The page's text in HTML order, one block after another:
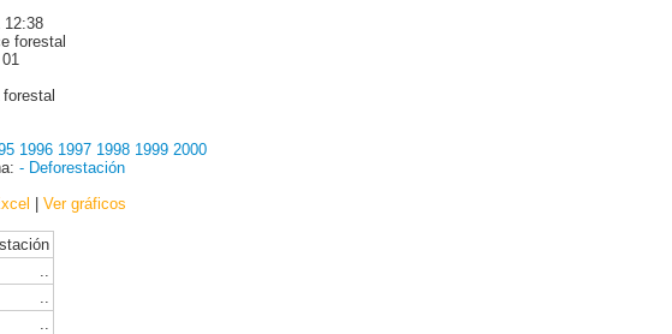
12:38
forestal
1996 1997 1998 1999 2000
- Deforestación
| Ver gráficos